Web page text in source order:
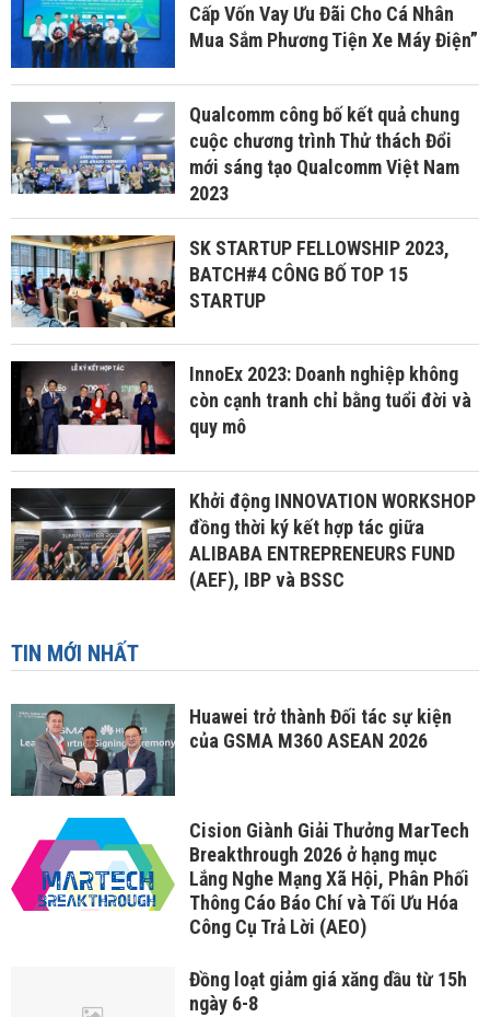
Cấp Vốn Vay Ưu Đãi Cho Cá Nhân
Mua Sắm Phương Tiện Xe Máy Điện”
Qualcomm công bố kết quả chung
cuộc chương trình Thử thách Đổi
mới sáng tạo Qualcomm Việt Nam
2023
SK STARTUP FELLOWSHIP 2023,
BATCH#4 CÔNG BỐ TOP 15
STARTUP
InnoEx 2023: Doanh nghiệp không
còn cạnh tranh chỉ bằng tuổi đời và
quy mô
Khởi động INNOVATION WORKSHOP
đồng thời ký kết hợp tác giữa
ALIBABA ENTREPRENEURS FUND
(AEF), IBP và BSSC
TIN MỚI NHẤT
Huawei trở thành Đối tác sự kiện
của GSMA M360 ASEAN 2026
Cision Giành Giải Thưởng MarTech
Breakthrough 2026 ở hạng mục
Lắng Nghe Mạng Xã Hội, Phân Phối
Thông Cáo Báo Chí và Tối Ưu Hóa
Công Cụ Trả Lời (AEO)
Đồng loạt giảm giá xăng dầu từ 15h
ngày 6-8